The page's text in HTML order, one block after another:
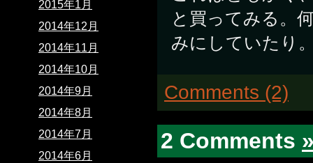
と買ってみる。
みにしていたり
Comments (2)
2 Comments
2015年1月
2014年12月
2014年11月
2014年10月
2014年9月
2014年8月
2014年7月
2014年6月